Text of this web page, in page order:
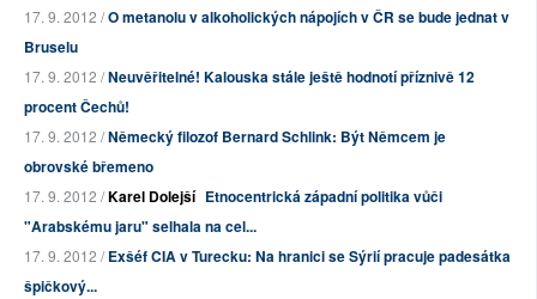
17. 9. 2012 /O metanolu v alkoholických nápojích v ČR se bude jednat v
Bruselu
17. 9. 2012 /Neuvěřitelné! Kalouska stále ještě hodnotí příznivě 12
procent Čechů!
17. 9. 2012 /Německý filozof Bernard Schlink: Být Němcem je
obrovské břemeno
17. 9. 2012 /Karel Dolejší Etnocentrická západní politika vůči
"Arabskému jaru" selhala na cel...
17. 9. 2012 /Exšéf CIA v Turecku: Na hranici se Sýrií pracuje padesátka
špičkový...